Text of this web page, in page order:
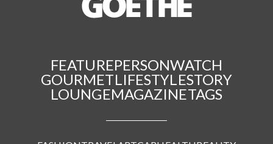
FEATUREPERSONWATCH
GOURMETLIFESTYLESTORY
LOUNGEMAGAZINETAGS